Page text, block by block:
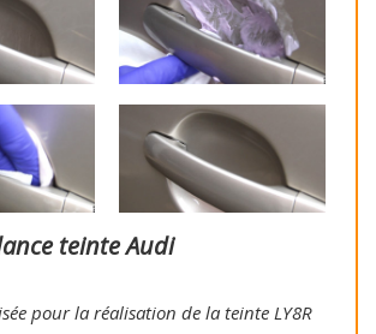
teinte Audi
pour la réalisation de la teinte LY8R